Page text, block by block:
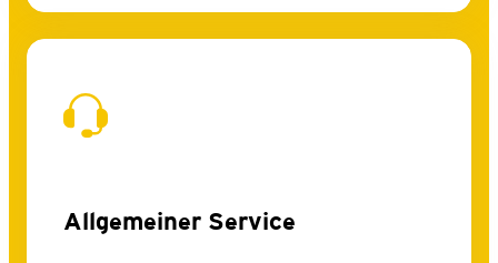
Allgemeiner Service